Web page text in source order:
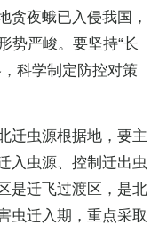
贪夜蛾已入侵我国，
势严峻。要坚持“长
科学制定防控对策
迁虫源根据地，要主
入虫源、控制迁出虫
是迁飞过渡区，是北
虫迁入期，重点采取